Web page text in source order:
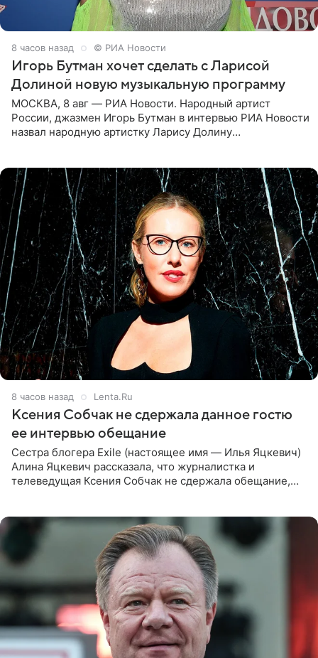
8 часов назад © РИА Новости
Игорь Бутман хочет сделать с Ларисой
Долиной новую музыкальную программу
МОСКВА, 8 авг — РИА Новости. Народный артист
России, джазмен Игорь Бутман в интервью РИА Новости
назвал народную артистку Ларису Долину
8 часов назад Lenta.Ru
Ксения Собчак не сдержала данное гостю
ее интервью обещание
Сестра блогера Exile (настоящее имя — Илья Яцкевич)
Алина Яцкевич рассказала, что журналистка и
телеведущая Ксения Собчак не сдержала обещание,